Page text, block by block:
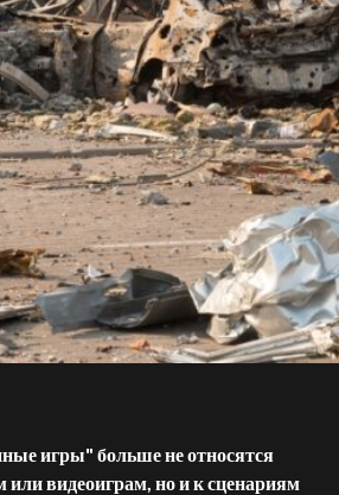
игры" больше не относятся
или видеоиграм, но и к сценариям